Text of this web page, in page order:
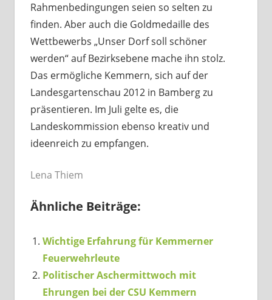
Rahmenbedingungen seien so selten zu
finden. Aber auch die Goldmedaille des
Wettbewerbs „Unser Dorf soll schöner
werden“ auf Bezirksebene mache ihn stolz.
Das ermögliche Kemmern, sich auf der
Landesgartenschau 2012 in Bamberg zu
präsentieren. Im Juli gelte es, die
Landeskommission ebenso kreativ und
ideenreich zu empfangen.
Lena Thiem
Ähnliche Beiträge:
Wichtige Erfahrung für Kemmerner
Feuerwehrleute
Politischer Aschermittwoch mit
Ehrungen bei der CSU Kemmern